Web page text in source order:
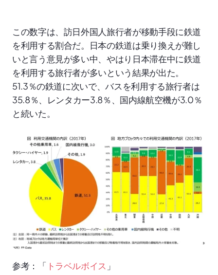
この数字は、訪日外国人旅行者が移動手段に鉄道
を利用する割合だ。日本の鉄道は乗り換えが難し
いと言う意見が多い中、やはり日本滞在中に鉄道
を利用する旅行者が多いという結果が出た。
51.3％の鉄道に次いで、バスを利用する旅行者は
35.8％、レンタカー3.8％、国内線航空機が3.0％
と続いた。
参考：「 トラベルボイス 」